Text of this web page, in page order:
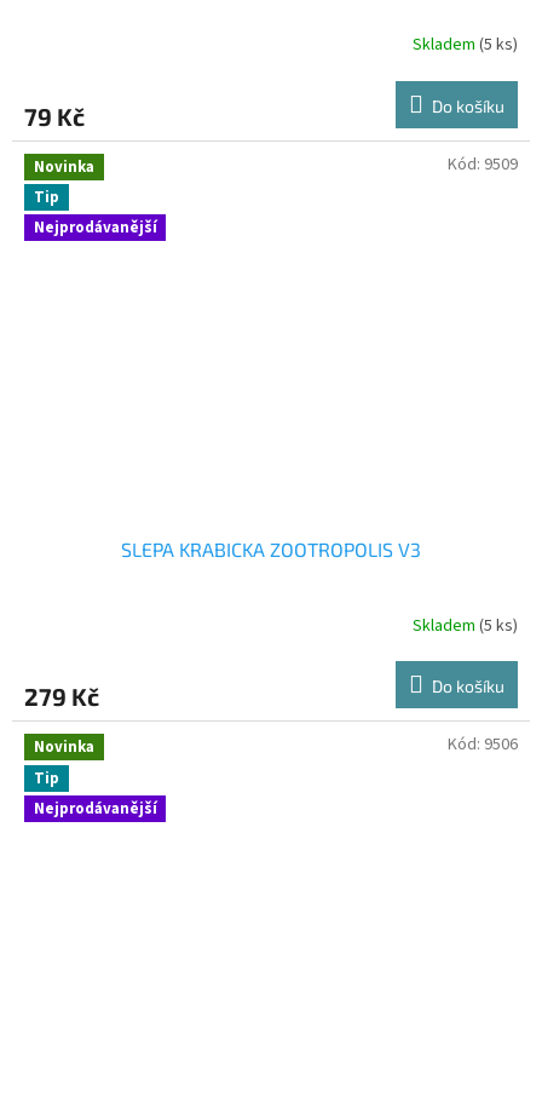
Skladem (5 ks)
79 Kč Do košíku
Novinka
Tip
Nejprodávanější
SLEPA KRABICKA ZOOTROPOLIS V3
Skladem (5 ks)
279 Kč Do košíku
Kód: 9509
Novinka
Tip
Nejprodávanější
Kód: 9506